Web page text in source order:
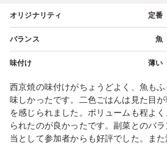
オリジナリティ 定番
バランス 魚
味付け 薄い
西京焼の味付けがちょうどよく、魚も
味しかったです。二色ごはんは見た目
を感じられました。ボリュームも程よ
られたのが良かったです。副菜とのバ
当として参加者からも好評でした。ま